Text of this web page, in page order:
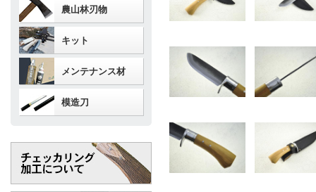
農山林刃物
キット
メンテナンス材
模造刀